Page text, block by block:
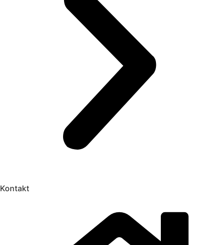
Kontakt